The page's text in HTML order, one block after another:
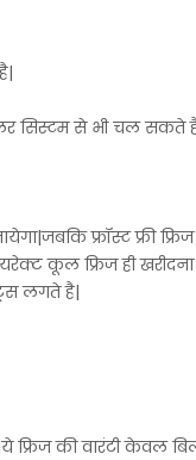
सिस्टम से भी चल
फ्रॉस्ट फ्री
कूल फ्रिज ही
लगते है|
फ्रिज की वारंटी केवल